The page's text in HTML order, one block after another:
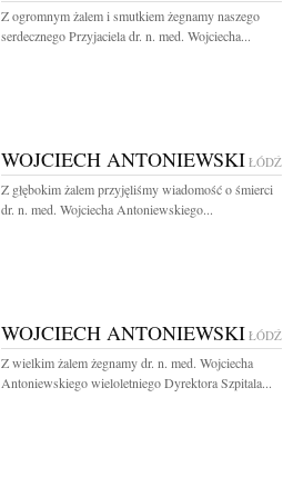
Z ogromnym żalem i smutkiem żegnamy naszego
serdecznego Przyjaciela dr. n. med. Wojciecha...
WOJCIECH ANTONIEWSKI ŁÓDŹ
Z głębokim żalem przyjęliśmy wiadomość o śmierci
dr. n. med. Wojciecha Antoniewskiego...
WOJCIECH ANTONIEWSKI ŁÓDŹ
Z wielkim żalem żegnamy dr. n. med. Wojciecha
Antoniewskiego wieloletniego Dyrektora Szpitala...